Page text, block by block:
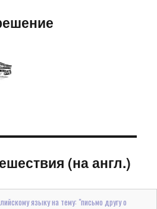
(на англ.)
языку на тему: "письмо другу о